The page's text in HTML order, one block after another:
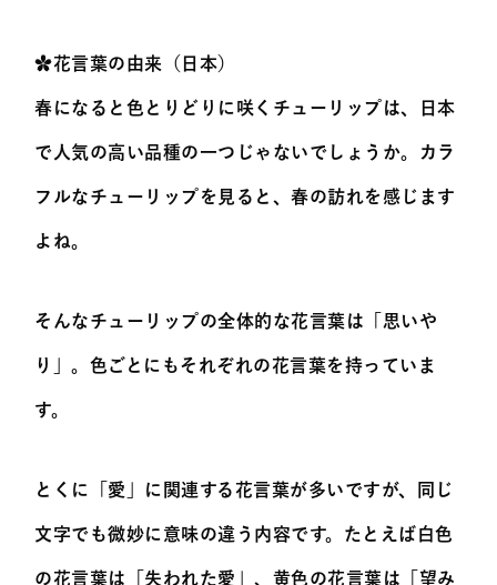
✿花言葉の由来（日本）
春になると色とりどりに咲くチューリップは、日本
で人気の高い品種の一つじゃないでしょうか。カラ
フルなチューリップを見ると、春の訪れを感じます
よね。
そんなチューリップの全体的な花言葉は「思いや
り」。色ごとにもそれぞれの花言葉を持っていま
す。
とくに「愛」に関連する花言葉が多いですが、同じ
文字でも微妙に意味の違う内容です。たとえば白色
の花言葉は「失われた愛」、黄色の花言葉は「望み